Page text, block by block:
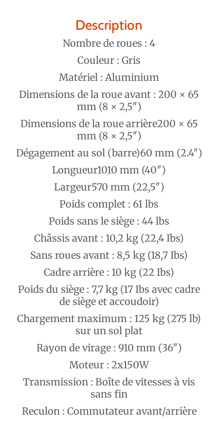
Description
Nombre de roues : 4
Couleur : Gris
Matériel : Aluminium
Dimensions de la roue avant : 200 × 65
mm (8 × 2,5″)
Dimensions de la roue arrière200 × 65
mm (8 × 2,5″)
Dégagement au sol (barre)60 mm (2.4″)
Longueur1010 mm (40″)
Largeur570 mm (22,5″)
Poids complet : 61 lbs
Poids sans le siège : 44 lbs
Châssis avant : 10,2 kg (22,4 Ibs)
Sans roues avant : 8,5 kg (18,7 Ibs)
Cadre arrière : 10 kg (22 Ibs)
Poids du siège : 7,7 kg (17 Ibs avec cadre
de siège et accoudoir)
Chargement maximum : 125 kg (275 lb)
sur un sol plat
Rayon de virage : 910 mm (36″)
Moteur : 2x150W
Transmission : Boîte de vitesses à vis
sans fin
Reculon : Commutateur avant/arrière